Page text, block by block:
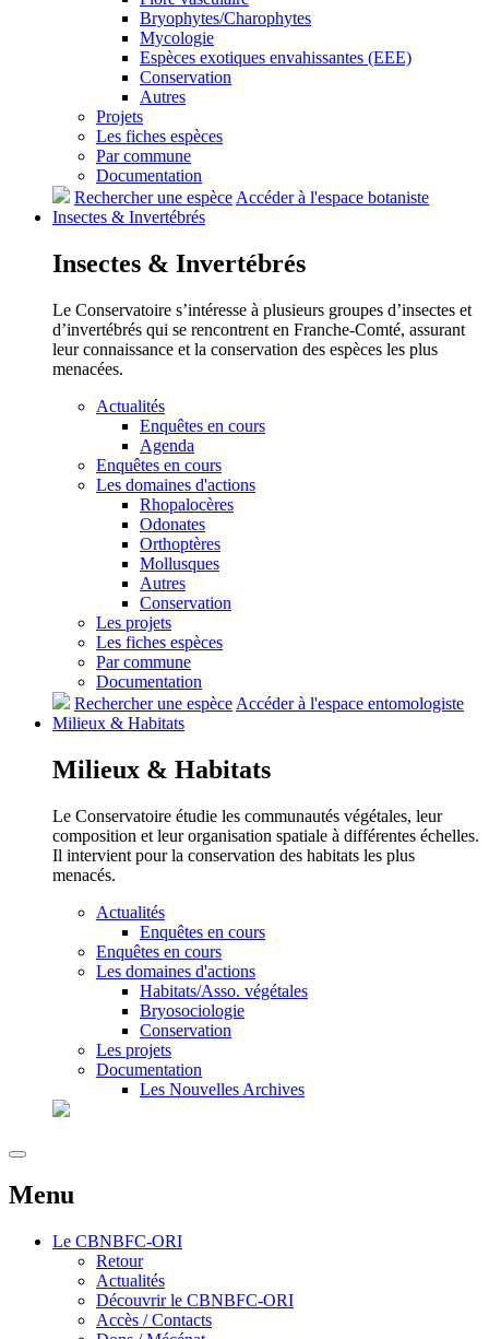
Bryophytes/Charophytes
Mycologie
Espèces exotiques envahissantes (EEE)
Conservation
Autres
Projets
Les fiches espèces
Par commune
Documentation
Rechercher une espèceAccéder à l'espace botaniste
Insectes & Invertébrés
Insectes & Invertébrés
Le Conservatoire s’intéresse à plusieurs groupes d’insectes et
d’invertébrés qui se rencontrent en Franche-Comté, assurant
leur connaissance et la conservation des espèces les plus
menacées.
Actualités
Enquêtes en cours
Agenda
Enquêtes en cours
Les domaines d'actions
Rhopalocères
Odonates
Orthoptères
Mollusques
Autres
Conservation
Les projets
Les fiches espèces
Par commune
Documentation
Rechercher une espèce Accéder à l'espace entomologiste
Milieux & Habitats
Milieux & Habitats
Le Conservatoire étudie les communautés végétales, leur
composition et leur organisation spatiale à différentes échelles.
Il intervient pour la conservation des habitats les plus
menacés.
Actualités
Enquêtes en cours
Enquêtes en cours
Les domaines d'actions
Habitats/Asso. végétales
Bryosociologie
Conservation
Les projets
Documentation
Les Nouvelles Archives
Menu
Le CBNBFC-ORI
Retour
Actualités
Découvrir le CBNBFC-ORI
Accès / Contacts